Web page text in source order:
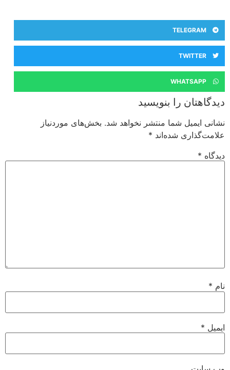
TELEGRAM
TWITTER
WHATSAPP
دیدگاهتان را بنویسید
نشانی ایمیل شما منتشر نخواهد شد. بخش‌های موردنیاز
علامت‌گذاری شده‌اند*
دیدگاه*
نام*
ایمیل*